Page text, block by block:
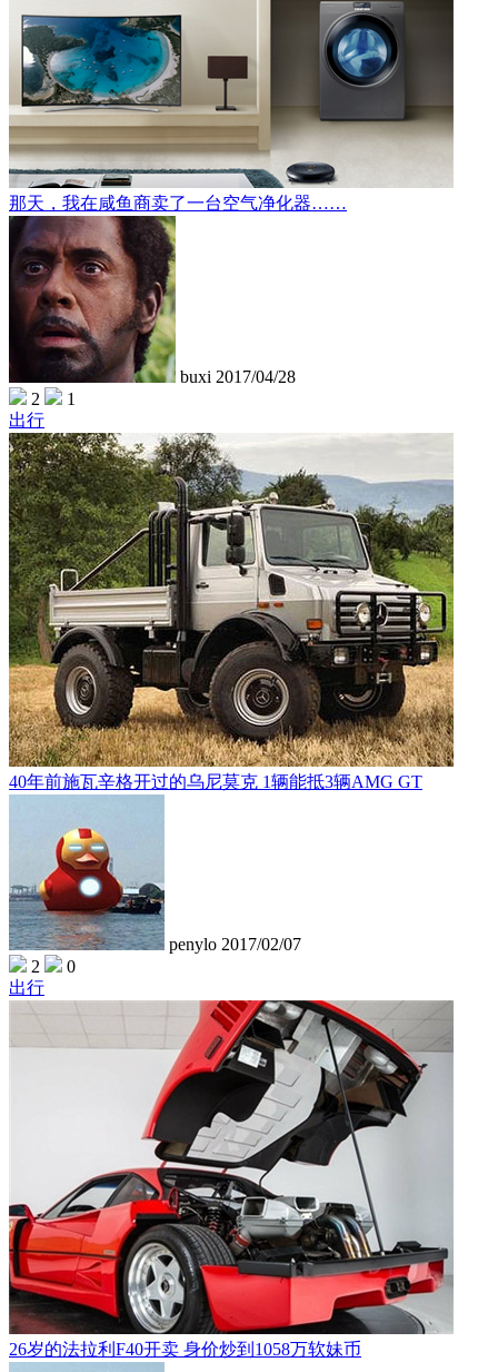
那天，我在咸鱼商卖了一台空气净化器……
buxi 2017/04/28
2
1
出行
40年前施瓦辛格开过的乌尼莫克 1辆能抵3辆AMG GT
penylo 2017/02/07
2
0
出行
26岁的法拉利F40开卖 身价炒到1058万软妹币